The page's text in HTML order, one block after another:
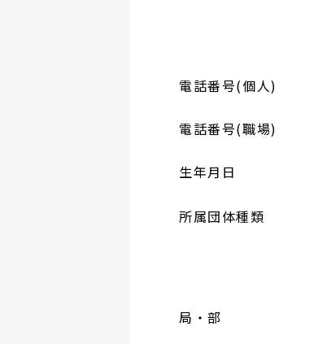
電話番号(個人)
電話番号(職場)
生年月日
所属団体種類
局・部